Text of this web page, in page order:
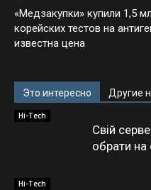
«Медзакупки» купили 1,5
корейских тестов на
известна цена
Это интересно Другие
Hi-Tech
Свій
обрати на
Hi-Tech